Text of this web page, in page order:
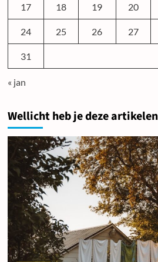
17 18 19 20
24 25 26 27
31
« jan
Wellicht heb je deze